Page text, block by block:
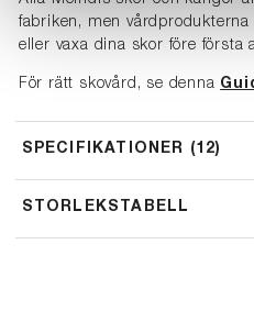
fabriken, men
eller vaxa dina skor före första
För rätt skovård, se denna
SPECIFIKATIONER 12
STORLEKSTABELL